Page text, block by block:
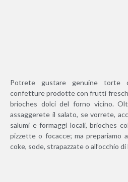
Potrete gustare genuine torte
confetture prodotte con frutti
brioches dolci del forno vicino.
assaggerete il salato, se vorrete,
salumi e formaggi locali, brioches
pizzette o focacce; ma prepariamo
coke, sode, strapazzate o all’occhio di